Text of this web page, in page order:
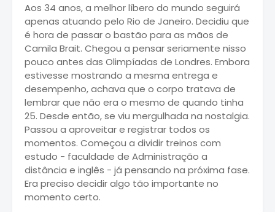
Aos 34 anos, a melhor líbero do mundo seguirá
apenas atuando pelo Rio de Janeiro. Decidiu que
é hora de passar o bastão para as mãos de
Camila Brait. Chegou a pensar seriamente nisso
pouco antes das Olimpíadas de Londres. Embora
estivesse mostrando a mesma entrega e
desempenho, achava que o corpo tratava de
lembrar que não era o mesmo de quando tinha
25. Desde então, se viu mergulhada na nostalgia.
Passou a aproveitar e registrar todos os
momentos. Começou a dividir treinos com
estudo - faculdade de Administração a
distância e inglês - já pensando na próxima fase.
Era preciso decidir algo tão importante no
momento certo.